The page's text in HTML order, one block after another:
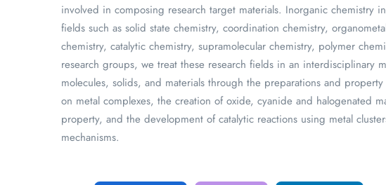
involved in composing research target materials. Inorganic chemistry
fields such as solid state chemistry, coordination chemistry,
chemistry, catalytic chemistry, supramolecular chemistry, polymer
research groups, we treat these research fields in an interdisciplinary
molecules, solids, and materials through the preparations and
on metal complexes, the creation of oxide, cyanide and halogenated
property, and the development of catalytic reactions using metal
mechanisms.